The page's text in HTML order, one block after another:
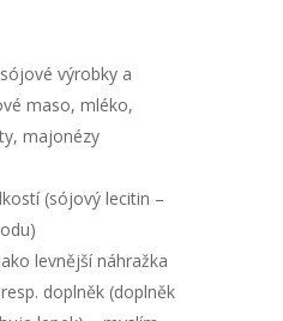
výrobky a
maso, mléko,
majonézy
(sójový lecitin –
levnější náhražka
doplněk (doplněk